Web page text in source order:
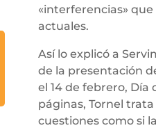
«interferencias»
actuales.
Así lo explicó a
de la presentación
el 14 de febrero, Día
páginas, Tornel
cuestiones como si